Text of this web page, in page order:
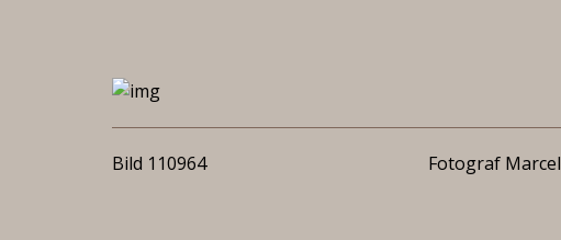
Bild 110964 Fotograf Marcel